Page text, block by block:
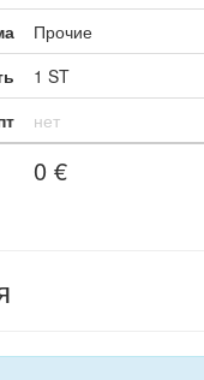
Прочие
1 ST
нет
0 €